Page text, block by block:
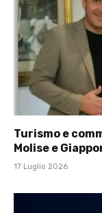
Turismo e
Molise e
17 Luglio 2026